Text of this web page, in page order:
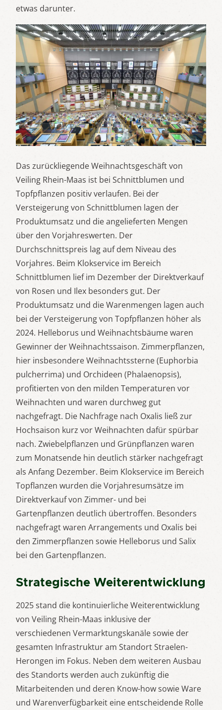
etwas darunter.
Das zurückliegende Weihnachtsgeschäft von
Veiling Rhein-Maas ist bei Schnittblumen und
Topfpflanzen positiv verlaufen. Bei der
Versteigerung von Schnittblumen lagen der
Produktumsatz und die angelieferten Mengen
über den Vorjahreswerten. Der
Durchschnittspreis lag auf dem Niveau des
Vorjahres. Beim Klokservice im Bereich
Schnittblumen lief im Dezember der Direktverkauf
von Rosen und Ilex besonders gut. Der
Produktumsatz und die Warenmengen lagen auch
bei der Versteigerung von Topfpflanzen höher als
2024. Helleborus und Weihnachtsbäume waren
Gewinner der Weihnachtssaison. Zimmerpflanzen,
hier insbesondere Weihnachtssterne (Euphorbia
pulcherrima) und Orchideen (Phalaenopsis),
profitierten von den milden Temperaturen vor
Weihnachten und waren durchweg gut
nachgefragt. Die Nachfrage nach Oxalis ließ zur
Hochsaison kurz vor Weihnachten dafür spürbar
nach. Zwiebelpflanzen und Grünpflanzen waren
zum Monatsende hin deutlich stärker nachgefragt
als Anfang Dezember. Beim Klokservice im Bereich
Topflanzen wurden die Vorjahresumsätze im
Direktverkauf von Zimmer- und bei
Gartenpflanzen deutlich übertroffen. Besonders
nachgefragt waren Arrangements und Oxalis bei
den Zimmerpflanzen sowie Helleborus und Salix
bei den Gartenpflanzen.
Strategische Weiterentwicklung
2025 stand die kontinuierliche Weiterentwicklung
von Veiling Rhein-Maas inklusive der
verschiedenen Vermarktungskanäle sowie der
gesamten Infrastruktur am Standort Straelen-
Herongen im Fokus. Neben dem weiteren Ausbau
des Standorts werden auch zukünftig die
Mitarbeitenden und deren Know-how sowie Ware
und Warenverfügbarkeit eine entscheidende Rolle